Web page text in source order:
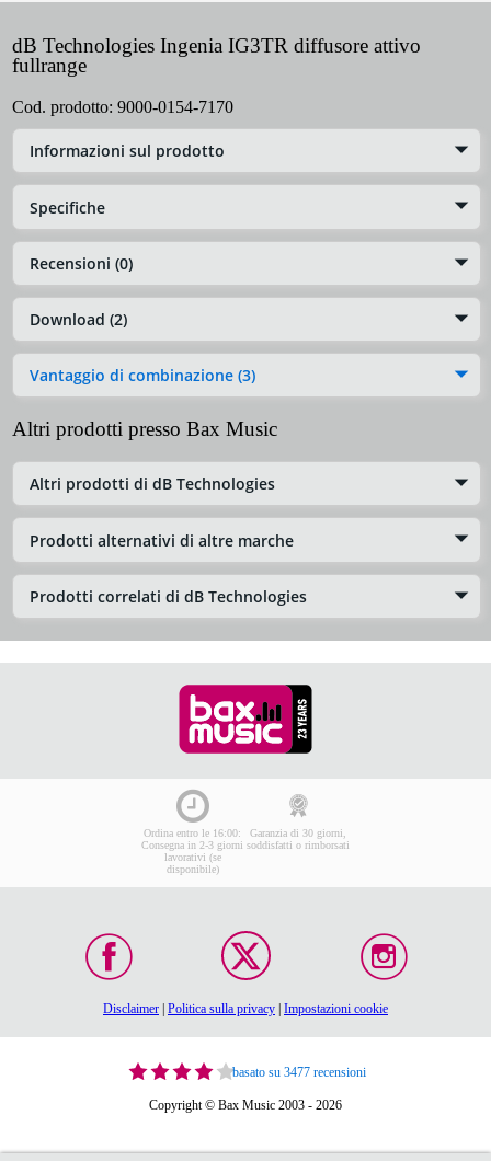
dB Technologies Ingenia IG3TR diffusore attivo
fullrange
Cod. prodotto: 9000-0154-7170
Informazioni sul prodotto
Specifiche
Recensioni (0)
Download (2)
Vantaggio di combinazione (3)
Altri prodotti presso Bax Music
Altri prodotti di dB Technologies
Prodotti alternativi di altre marche
Prodotti correlati di dB Technologies
Ordina entro le 16:00:
Consegna in 2-3 giorni
lavorativi (se
disponibile)
Garanzia di 30 giorni,
soddisfatti o rimborsati
Disclaimer | Politica sulla privacy | Impostazioni cookie
basato su 3477 recensioni
Copyright © Bax Music 2003 - 2026